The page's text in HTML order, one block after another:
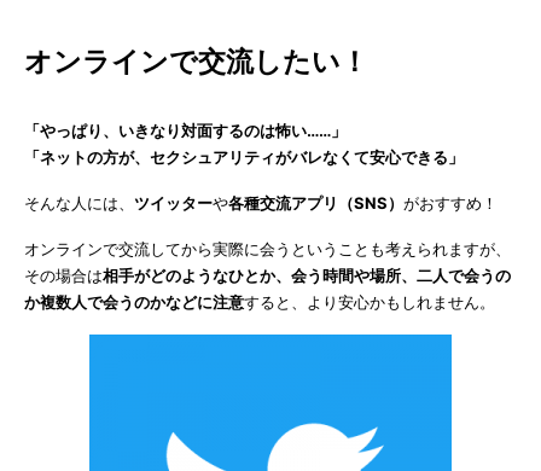
オンラインで交流したい！
「やっぱり、いきなり対面するのは怖い……」
「ネットの方が、セクシュアリティがバレなくて安心できる」
そんな人には、 ツイッターや各種交流アプリ（SNS） がおすすめ！
オンラインで交流してから実際に会うということも考えられますが、
その場合は相手がどのようなひとか、会う時間や場所、二人で会うの
か複数人で会うのかなどに注意すると、より安心かもしれません。